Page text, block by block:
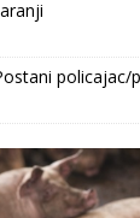
policajac/